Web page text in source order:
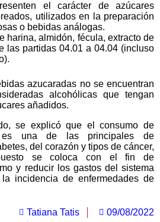
el carácter de azúcares
utilizados en la preparación
o bebidas análogas.
harina, almidón, fécula, extracto de
las partidas 04.01 a 04.04 (incluso
azucaradas no se encuentran
alcohólicas que tengan
añadidos.
se explicó que el consumo de
es una de las principales de
del corazón y tipos de cáncer,
se coloca con el fin de
y reducir los gastos del sistema
incidencia de enfermedades de
Tatiana Tatis 09/08/2022